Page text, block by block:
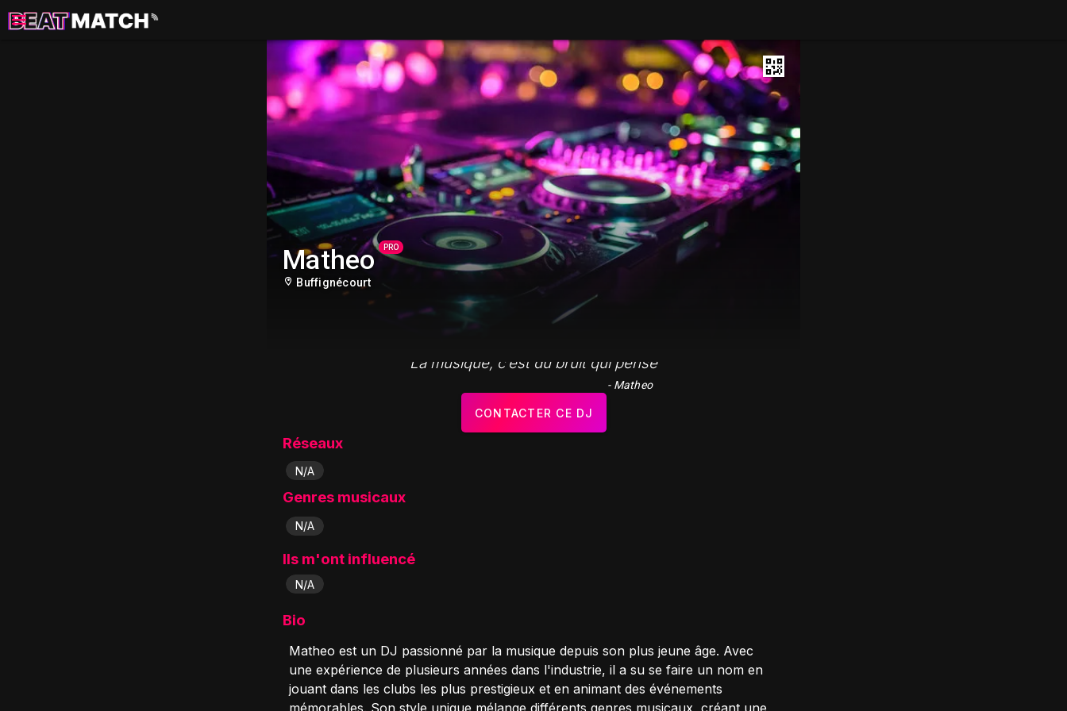
Matheo PRO
Buffignécourt
"La musique, c’est du bruit qui pense"
- Matheo
CONTACTER CE DJ
Réseaux
N/A
Genres musicaux
N/A
Ils m'ont influencé
N/A
Bio
Matheo est un DJ passionné par la musique depuis son plus jeune âge. Avec
une expérience de plusieurs années dans l'industrie, il a su se faire un nom en
jouant dans les clubs les plus prestigieux et en animant des événements